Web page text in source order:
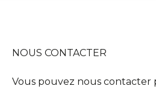
NOUS CONTACTER
Vous pouvez nous contacter